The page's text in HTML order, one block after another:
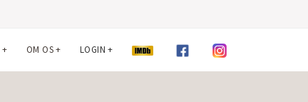
+ OM OS+ LOGIN +